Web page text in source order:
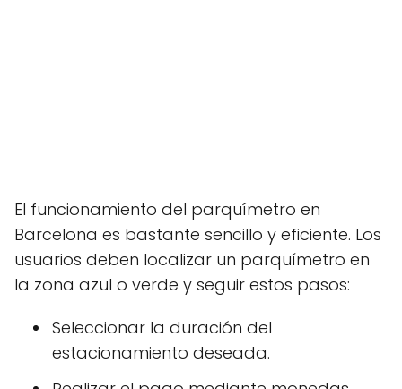
El funcionamiento del parquímetro en
Barcelona es bastante sencillo y eficiente. Los
usuarios deben localizar un parquímetro en
la zona azul o verde y seguir estos pasos:
Seleccionar la duración del
estacionamiento deseada.